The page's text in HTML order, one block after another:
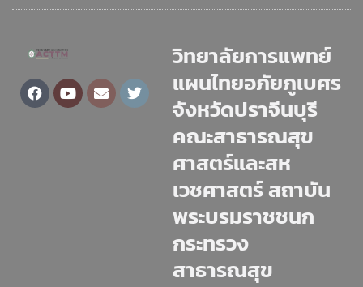
Facebook
YoutubeEnvelopeTwitter
วิทยาลัยการแพทย์
แผนไทยอภัยภูเบศร
จังหวัดปราจีนบุรี
คณะสาธารณสุข
ศาสตร์และสห
เวชศาสตร์ สถาบัน
พระบรมราชชนก
กระทรวง
สาธารณสุข